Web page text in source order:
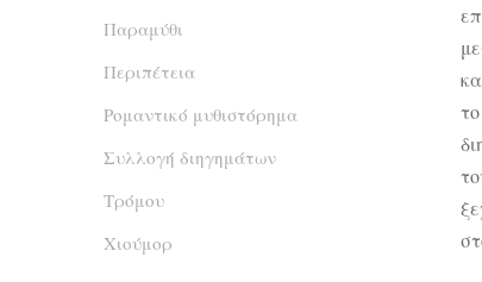
Παραμύθι
Περιπέτεια
Ρομαντικό μυθιστόρημα
Συλλογή διηγημάτων
Τρόμου
Χιούμορ